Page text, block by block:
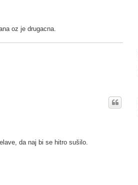
oz je drugacna.
da naj bi se hitro sušilo.